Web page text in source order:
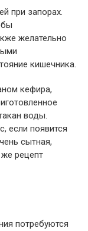
при запорах.
желательно
кишечника.
кефира,
воды.
если появится
сытная,
рецепт
потребуются